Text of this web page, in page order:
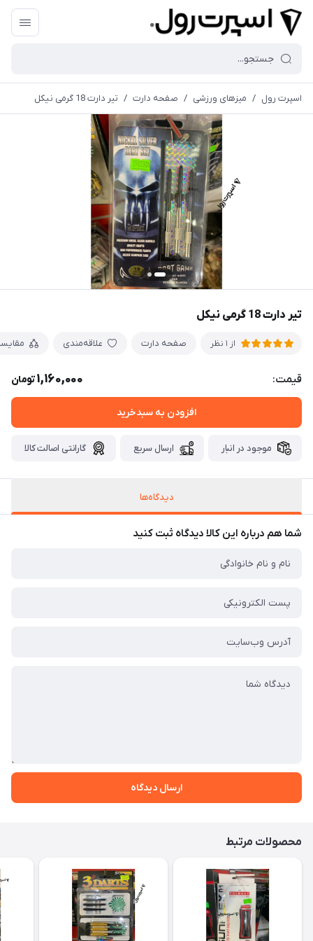
اسپرت رول / میزهای ورزشی / صفحه دارت / تیر دارت 18 گرمی نیکل
تیر دارت 18 گرمی نیکل
از 1 نظر صفحه دارت علاقه‌مندی
قیمت: 1,160,000تومان
افزودن به سبدخرید
موجود در انبار ارسال سریع گارانتی اصالت کالا
دیدگاه‌ها
شما هم درباره این کالا دیدگاه ثبت کنید
ارسال دیدگاه
محصولات مرتبط